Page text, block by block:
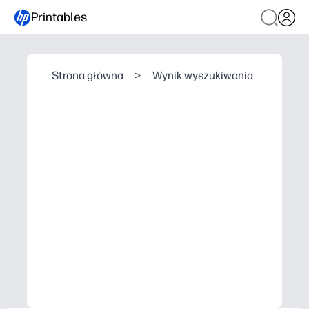
Printables
Strona główna > Wynik wyszukiwania